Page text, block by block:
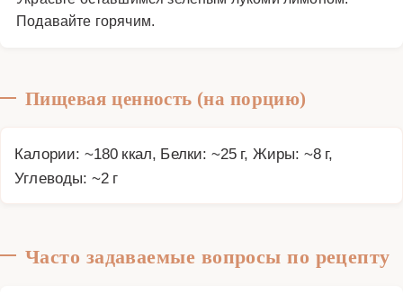
Подавайте горячим.
Пищевая ценность (на порцию)
Калории: ~180 ккал, Белки: ~25 г, Жиры: ~8 г,
Углеводы: ~2 г
Часто задаваемые вопросы по рецепту